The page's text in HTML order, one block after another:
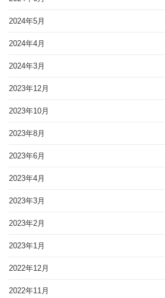
2024年5月
2024年4月
2024年3月
2023年12月
2023年10月
2023年8月
2023年6月
2023年4月
2023年3月
2023年2月
2023年1月
2022年12月
2022年11月